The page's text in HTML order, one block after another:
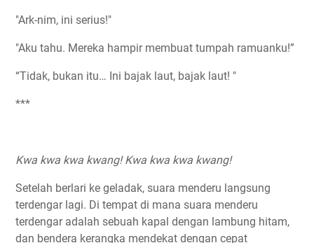
"Ark-nim, ini serius!"
"Aku tahu. Mereka hampir membuat tumpah ramuanku!”
“Tidak, bukan itu… Ini bajak laut, bajak laut! "
***
Kwa kwa kwa kwang! Kwa kwa kwa kwang!
Setelah berlari ke geladak, suara menderu langsung
terdengar lagi. Di tempat di mana suara menderu
terdengar adalah sebuah kapal dengan lambung hitam,
dan bendera kerangka mendekat dengan cepat